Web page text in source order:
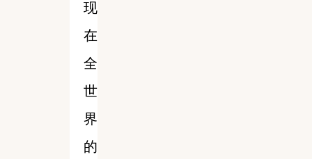
现
在
全
世
界
的